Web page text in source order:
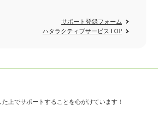
サポート登録フォーム
ハタラクティブサービスTOP
上でサポートすることを心がけています！